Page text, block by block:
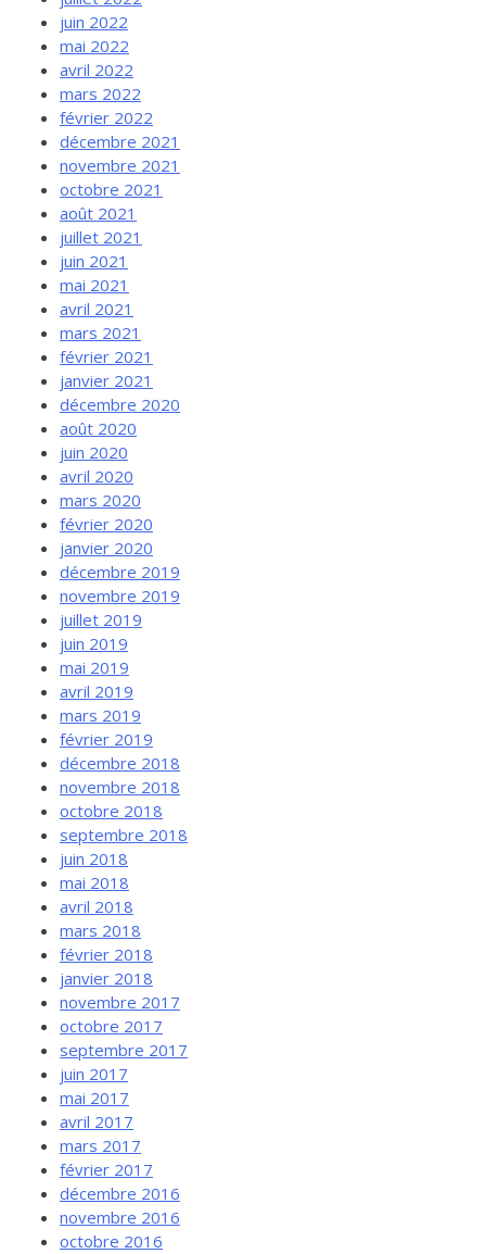
juin 2022
mai 2022
avril 2022
mars 2022
février 2022
décembre 2021
novembre 2021
octobre 2021
août 2021
juillet 2021
juin 2021
mai 2021
avril 2021
mars 2021
février 2021
janvier 2021
décembre 2020
août 2020
juin 2020
avril 2020
mars 2020
février 2020
janvier 2020
décembre 2019
novembre 2019
juillet 2019
juin 2019
mai 2019
avril 2019
mars 2019
février 2019
décembre 2018
novembre 2018
octobre 2018
septembre 2018
juin 2018
mai 2018
avril 2018
mars 2018
février 2018
janvier 2018
novembre 2017
octobre 2017
septembre 2017
juin 2017
mai 2017
avril 2017
mars 2017
février 2017
décembre 2016
novembre 2016
octobre 2016